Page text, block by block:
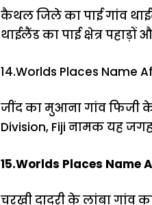
कैथल जिले का पाई गांव
थाईलैंड का पाई क्षेत्र
14.Worlds Places Name
जींद का मुआना गांव फिजी के
Division, Fiji नामक यह
15.Worlds Places Name
चरखी दादरी के लांबा गांव